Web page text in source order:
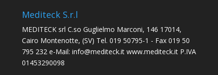
Mediteck S.r.l
MEDITECK srl C.so Guglielmo Marconi, 146 17014,
Cairo Montenotte, (SV) Tel. 019 50795-1 - Fax 019 50
795 232 e-Mail: info@mediteck.it www.mediteck.it P.IVA
01453290098